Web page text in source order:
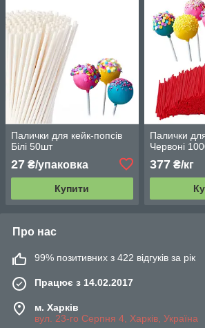
Палички для кейк-попсів
Білі 50шт
27 ₴/упаковка
Купити
Палички
Червоні
377₴/кг
Про нас
99% позитивних з 422 відгуків за рік
Працює з 14.02.2017
м. Харків
вул. 23-го Серпня 4, Харків, Україна